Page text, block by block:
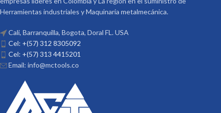
Herramientas industriales y Maquinaria metalmecánica.
Cali, Barranquilla, Bogota, Doral FL. USA
Cel: +(57) 312 8305092
Cel: +(57) 313 4415201
Email: info@mctools.co